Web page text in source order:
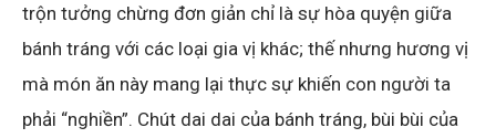
trộn tưởng chừng đơn giản chỉ là sự hòa quyện giữa
bánh tráng với các loại gia vị khác; thế nhưng hương vị
mà món ăn này mang lại thực sự khiến con người ta
phải “nghiền”. Chút dai dai của bánh tráng, bùi bùi của